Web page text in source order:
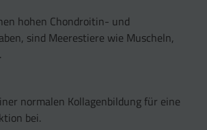
hohen Chondroitin- und
sind Meerestiere wie Muscheln,
normalen Kollagenbildung für eine
bei.